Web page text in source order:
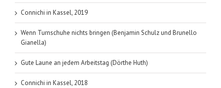
Connichi in Kassel, 2019
Wenn Turnschuhe nichts bringen (Benjamin Schulz und Brunello
Gianella)
Gute Laune an jedem Arbeitstag (Dörthe Huth)
Connichi in Kassel, 2018